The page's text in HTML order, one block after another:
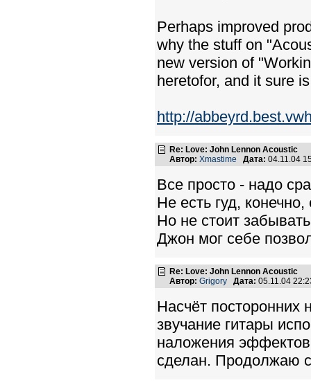
Perhaps improved
why the stuff on
new version of
heretofor, and it sure
http://
Re: Love: John Lennon Acoustic
Автор: Xmastime Дата: 04.11.04
Все просто - надо
Не есть гуд,
Но не стоит
Джон мог себе
Re: Love: John Lennon Acoustic
Автор: Grigory Дата: 05.11.04
Насчёт посторонних
звучание гитары
наложения
сделан. Продолжаю